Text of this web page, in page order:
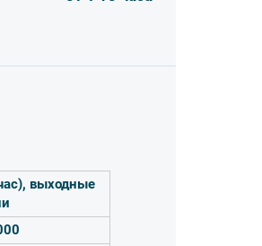
при
экскурсий и
особую интригу и
с бронированием и
этого, у вас есть
желанию. Наш капитан
выходные